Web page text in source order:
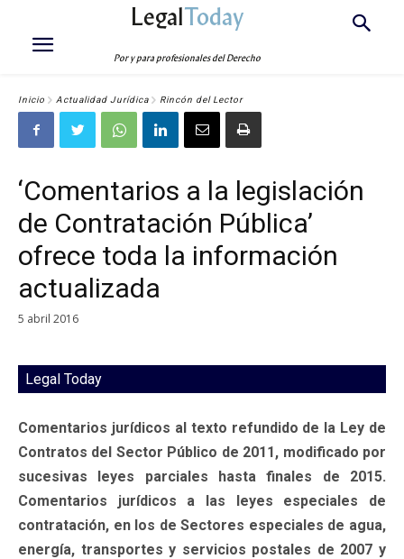
LegalToday
Por y para profesionales del Derecho
Inicio Actualidad Jurídica Rincón del Lector
‘Comentarios a la legislación
de Contratación Pública’
ofrece toda la información
actualizada
5 abril 2016
Legal Today
Comentarios jurídicos al texto refundido de la Ley de
Contratos del Sector Público de 2011, modificado por
sucesivas leyes parciales hasta finales de 2015.
Comentarios jurídicos a las leyes especiales de
contratación, en los de Sectores especiales de agua,
energía, transportes y servicios postales de 2007 y